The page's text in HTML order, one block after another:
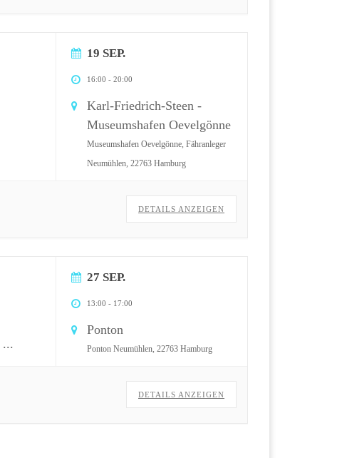
19 SEP.
16:00 - 20:00
Karl-Friedrich-Steen -
Museumshafen Oevelgönne
Museumshafen Oevelgönne, Fähranleger
Neumühlen, 22763 Hamburg
DETAILS ANZEIGEN
...
27 SEP.
13:00 - 17:00
Ponton
Ponton Neumühlen, 22763 Hamburg
DETAILS ANZEIGEN